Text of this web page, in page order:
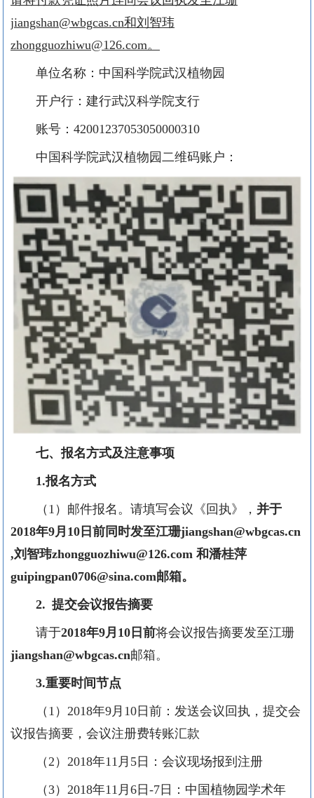
jiangshan@wbgcas.cn和刘智玮
zhongguozhiwu@126.com。
单位名称：中国科学院武汉植物园
开户行：建行武汉科学院支行
账号：42001237053050000310
中国科学院武汉植物园二维码账户：
七、报名方式及注意事项
1.报名方式
（1）邮件报名。请填写会议《回执》， 并于
2018年9月10日前同时发至江珊jiangshan@wbgcas.cn
,刘智玮zhongguozhiwu@126.com 和潘桂萍
guipingpan0706@sina.com邮箱。
2. 提交会议报告摘要
请于2018年9月10日前将会议报告摘要发至江珊
jiangshan@wbgcas.cn邮箱。
3.重要时间节点
（1）2018年9月10日前：发送会议回执，提交会
议报告摘要，会议注册费转账汇款
（2）2018年11月5日：会议现场报到注册
（3）2018年11月6日-7日：中国植物园学术年